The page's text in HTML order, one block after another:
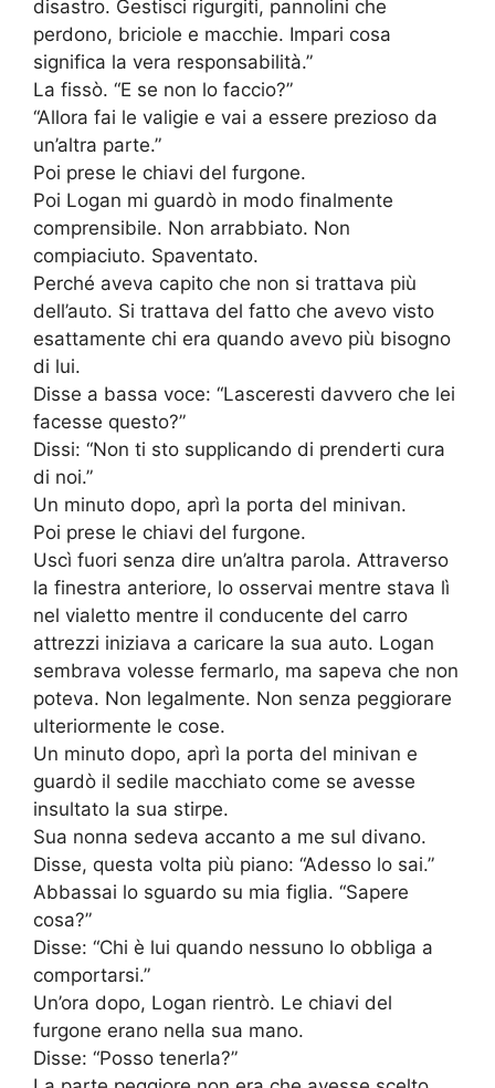
disastro. Gestisci rigurgiti, pannolini che
perdono, briciole e macchie. Impari cosa
significa la vera responsabilità.”
La fissò. “E se non lo faccio?”
“Allora fai le valigie e vai a essere prezioso da
un’altra parte.”
Poi prese le chiavi del furgone.
Poi Logan mi guardò in modo finalmente
comprensibile. Non arrabbiato. Non
compiaciuto. Spaventato.
Perché aveva capito che non si trattava più
dell’auto. Si trattava del fatto che avevo visto
esattamente chi era quando avevo più bisogno
di lui.
Disse a bassa voce: “Lasceresti davvero che lei
facesse questo?”
Dissi: “Non ti sto supplicando di prenderti cura
di noi.”
Un minuto dopo, aprì la porta del minivan.
Poi prese le chiavi del furgone.
Uscì fuori senza dire un’altra parola. Attraverso
la finestra anteriore, lo osservai mentre stava lì
nel vialetto mentre il conducente del carro
attrezzi iniziava a caricare la sua auto. Logan
sembrava volesse fermarlo, ma sapeva che non
poteva. Non legalmente. Non senza peggiorare
ulteriormente le cose.
Un minuto dopo, aprì la porta del minivan e
guardò il sedile macchiato come se avesse
insultato la sua stirpe.
Sua nonna sedeva accanto a me sul divano.
Disse, questa volta più piano: “Adesso lo sai.”
Abbassai lo sguardo su mia figlia. “Sapere
cosa?”
Disse: “Chi è lui quando nessuno lo obbliga a
comportarsi.”
Un’ora dopo, Logan rientrò. Le chiavi del
furgone erano nella sua mano.
Disse: “Posso tenerla?”